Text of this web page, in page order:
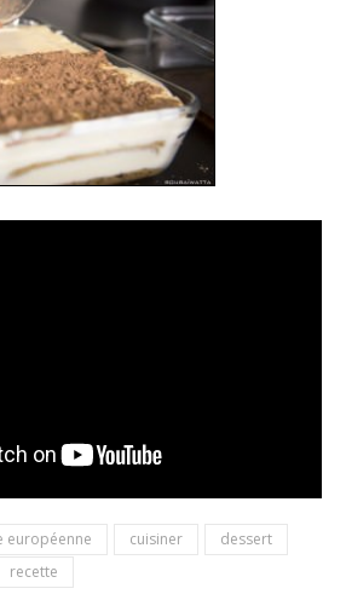
européenne cuisiner
dessert
recette